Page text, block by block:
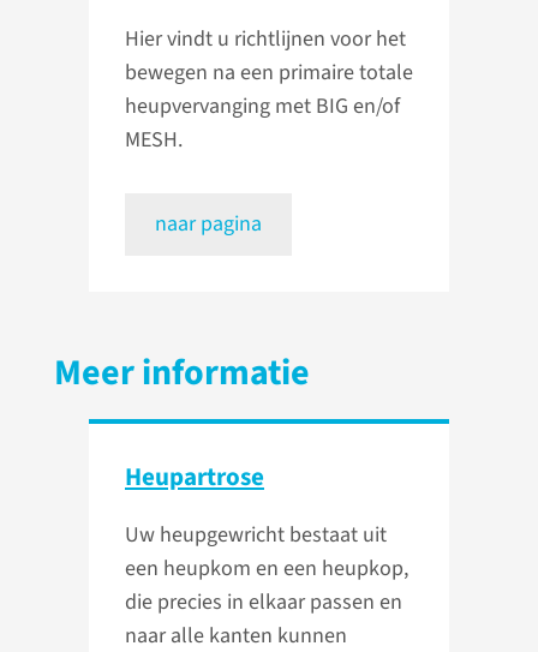
Hier vindt u richtlijnen voor het
bewegen na een primaire totale
heupvervanging met BIG en/of
MESH.
naar pagina
Meer informatie
Heupartrose
Uw heupgewricht bestaat uit
een heupkom en een heupkop,
die precies in elkaar passen en
naar alle kanten kunnen